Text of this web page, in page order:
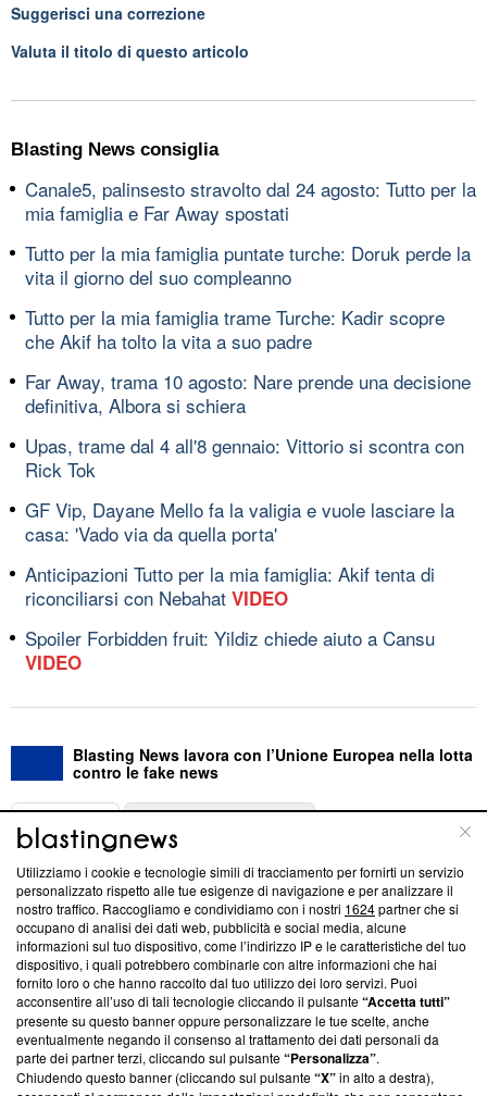
Suggerisci una correzione
Valuta il titolo di questo articolo
Blasting News consiglia
Canale5, palinsesto stravolto dal 24 agosto: Tutto per la
mia famiglia e Far Away spostati
Tutto per la mia famiglia puntate turche: Doruk perde la
vita il giorno del suo compleanno
Tutto per la mia famiglia trame Turche: Kadir scopre
che Akif ha tolto la vita a suo padre
Far Away, trama 10 agosto: Nare prende una decisione
definitiva, Albora si schiera
Upas, trame dal 4 all'8 gennaio: Vittorio si scontra con
Rick Tok
GF Vip, Dayane Mello fa la valigia e vuole lasciare la
casa: 'Vado via da quella porta'
Anticipazioni Tutto per la mia famiglia: Akif tenta di
riconciliarsi con Nebahat VIDEO
Spoiler Forbidden fruit: Yildiz chiede aiuto a Cansu
VIDEO
Blasting News lavora con l’Unione Europea nella lotta
contro le fake news
ABOUT
Questa sezione offre informazioni trasparenti su Blasting
News, sui nostri processi editoriali e su come ci impegniamo a
creare news di qualità. Inoltre, afferma la nostra aderenza a
‘Trust Project - News with Integrity’Blasting News non è
ancora membro del programma, ma ha richiesto di farne
parte; Trust Project non ha ancora effettuato una verifica di
conformità agli standard.
Su di noi
Utilizziamo i cookie e tecnologie simili di tracciamento per fornirti un servizio
personalizzato rispetto alle tue esigenze di navigazione e per analizzare il
nostro traffico. Raccogliamo e condividiamo con i nostri 1624partner che si
occupano di analisi dei dati web, pubblicità e social media, alcune
informazioni sul tuo dispositivo, come l’indirizzo IP e le caratteristiche del tuo
dispositivo, i quali potrebbero combinarle con altre informazioni che hai
fornito loro o che hanno raccolto dal tuo utilizzo dei loro servizi. Puoi
acconsentire all’uso di tali tecnologie cliccando il pulsante“Accetta tutti”
presente su questo banner oppure personalizzare le tue scelte, anche
eventualmente negando il consenso al trattamento dei dati personali da
parte dei partner terzi, cliccando sul pulsante“Personalizza”.
Chiudendo questo banner (cliccando sul pulsante“X”in alto a destra),